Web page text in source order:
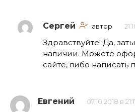
Сергей автор
Здравствуйте! Да,
наличии. Можете
сайте, либо написать
Евгений 07.10.2018 в